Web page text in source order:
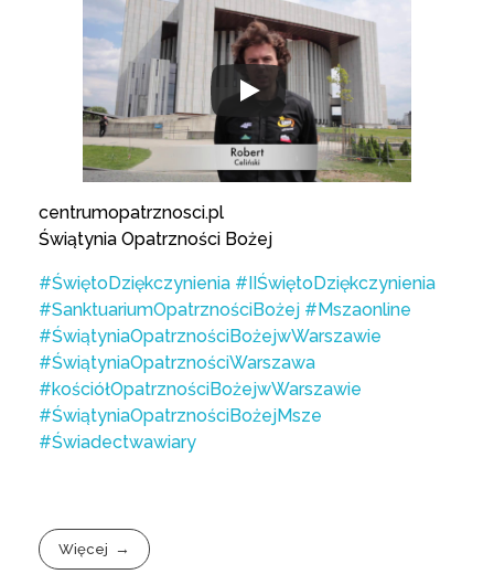
centrumopatrznosci.pl
Świątynia Opatrzności Bożej
#ŚwiętoDziękczynienia #IIŚwiętoDziękczynienia
#SanktuariumOpatrznościBożej #Mszaonline
#ŚwiątyniaOpatrznościBożejwWarszawie
#ŚwiątyniaOpatrznościWarszawa
#kościółOpatrznościBożejwWarszawie
#ŚwiątyniaOpatrznościBożejMsze
#Świadectwawiary
Więcej